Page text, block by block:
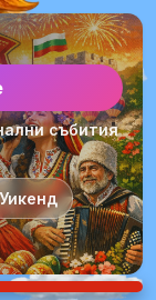
събития
Уикенд